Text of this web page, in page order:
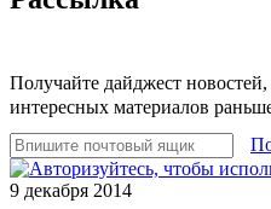
Получайте дайджест
интересных материалов
9 декабря 2014